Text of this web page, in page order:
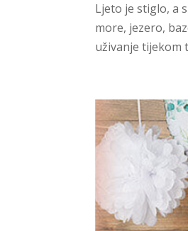
Ljeto je stiglo, a
more, jezero,
uživanje tijekom